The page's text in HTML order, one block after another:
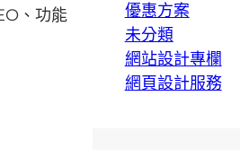
、功能
優惠方案
未分類
網站設計專欄
網頁設計服務